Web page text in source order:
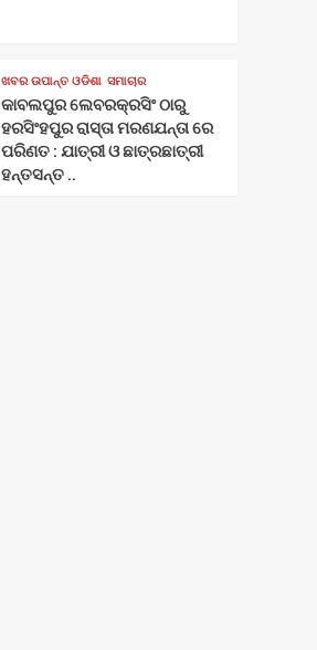
ଖବର ଉପାନ୍ତ ଓଡିଶା ସମାଚାର
କାବଲପୁର ଲେବରକ୍ରସିଂ ଠାରୁ
ହରସିଂହପୁର ରାସ୍ତା ମରଣଯନ୍ତା ରେ
ପରିଣତ : ଯାତ୍ରୀ ଓ ଛାତ୍ରଛାତ୍ରୀ
ହନ୍ତସନ୍ତ ..